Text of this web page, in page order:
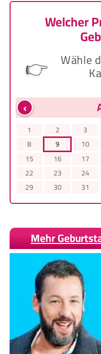
Welcher
👉 Wähle
‹
1 2 3
8
9 10
15
16 17
22
23 24
29
30 31
Mehr